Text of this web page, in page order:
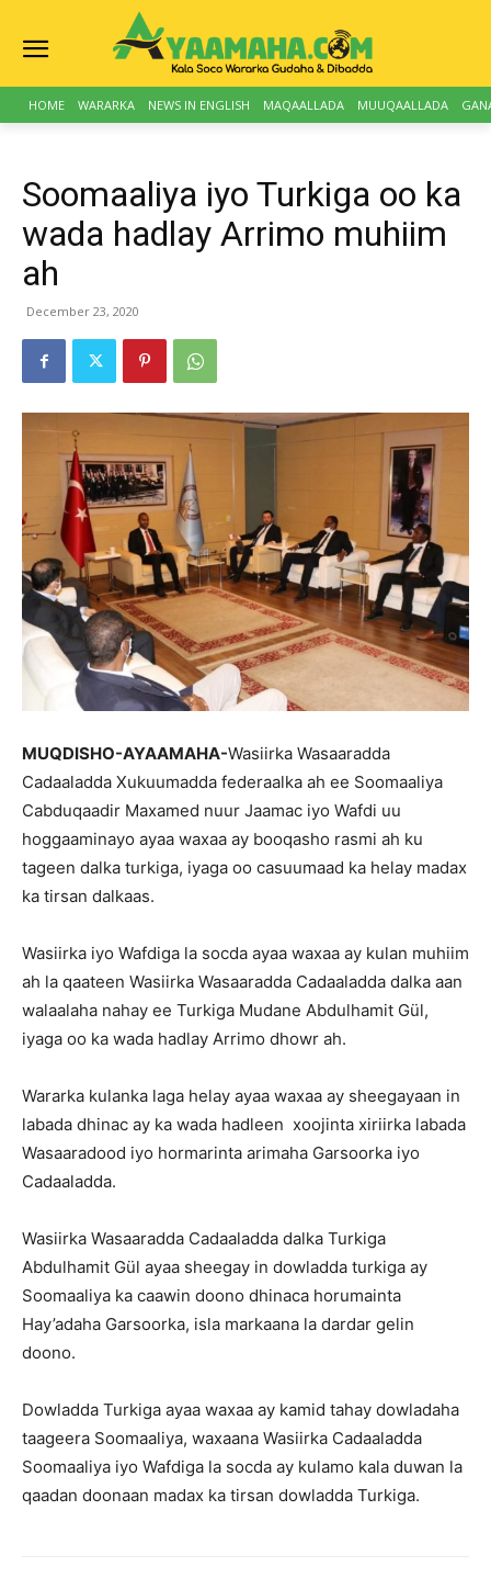
HOME WARARKA NEWS IN ENGLISH MAQAALLADA MUUQAALLADA
Soomaaliya iyo Turkiga oo ka
wada hadlay Arrimo muhiim
ah
December 23, 2020
MUQDISHO-AYAAMAHA-Wasiirka Wasaaradda
Cadaaladda Xukuumadda federaalka ah ee Soomaaliya
Cabduqaadir Maxamed nuur Jaamac iyo Wafdi uu
hoggaaminayo ayaa waxaa ay booqasho rasmi ah ku
tageen dalka turkiga, iyaga oo casuumaad ka helay madax
ka tirsan dalkaas.
Wasiirka iyo Wafdiga la socda ayaa waxaa ay kulan muhiim
ah la qaateen Wasiirka Wasaaradda Cadaaladda dalka aan
walaalaha nahay ee Turkiga Mudane Abdulhamit Gül,
iyaga oo ka wada hadlay Arrimo dhowr ah.
Wararka kulanka laga helay ayaa waxaa ay sheegayaan in
labada dhinac ay ka wada hadleen xoojinta xiriirka labada
Wasaaradood iyo hormarinta arimaha Garsoorka iyo
Cadaaladda.
Wasiirka Wasaaradda Cadaaladda dalka Turkiga
Abdulhamit Gül ayaa sheegay in dowladda turkiga ay
Soomaaliya ka caawin doono dhinaca horumainta
Hay’adaha Garsoorka, isla markaana la dardar gelin
doono.
Dowladda Turkiga ayaa waxaa ay kamid tahay dowladaha
taageera Soomaaliya, waxaana Wasiirka Cadaaladda
Soomaaliya iyo Wafdiga la socda ay kulamo kala duwan la
qaadan doonaan madax ka tirsan dowladda Turkiga.